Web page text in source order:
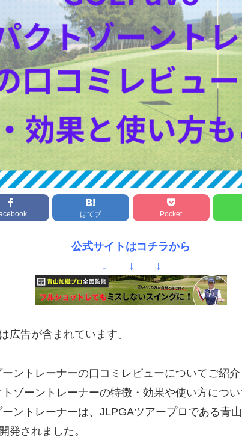
はてブ Pocket
公式サイトはコチラから
↓ ↓ ↓
広告が含まれています。
ントレーナーの口コミレビューについてご紹介
ゾーントレーナーの特徴・効果や使い方につ
ントレーナーは、JLPGAツアープロである青
発されました。